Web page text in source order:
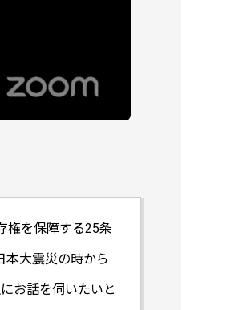
権を保障する25条
本大震災の時から
お話を伺いたいと